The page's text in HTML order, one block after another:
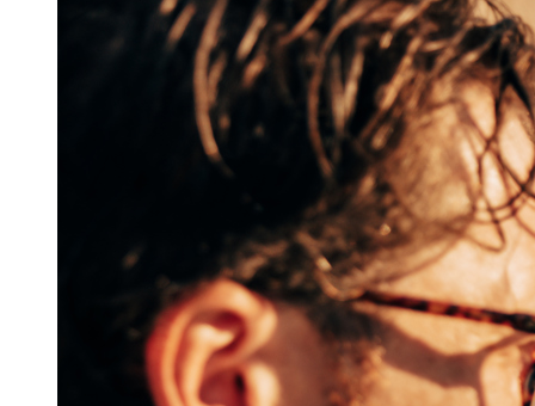
Kontaktuppgifter till respektive tjänsteleverantör hittar du i
Tjänsteguiden. Välj vilken tjänst det handlar om så hittar du
de olika leverantörerna där.
Vid fel på digital-tv ska du som tittar på digital-tv via
net@seaside kontakta din tjänsteleverantör. Har du inte valt
tjänsteleverantör/kanalpaket utan endast har Baspaket (SVT1,
SVT2, SVT24, Barnkanalen och Kunskapskanalen) ska du
kontakta Kalejdo, telefon 0771-19 17 00.